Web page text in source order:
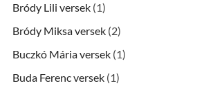
Bródy Lili versek (1)
Bródy Miksa versek (2)
Buczkó Mária versek (1)
Buda Ferenc versek (1)